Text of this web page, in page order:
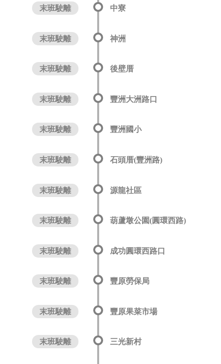
末班駛離 中寮
末班駛離 神洲
末班駛離 後壁厝
末班駛離 豐洲大洲路口
末班駛離 豐洲國小
末班駛離 石頭厝(豐洲路)
末班駛離 源龍社區
末班駛離 葫蘆墩公園(圓環西路)
末班駛離 成功圓環西路口
末班駛離 豐原勞保局
末班駛離 豐原果菜市場
末班駛離 三光新村